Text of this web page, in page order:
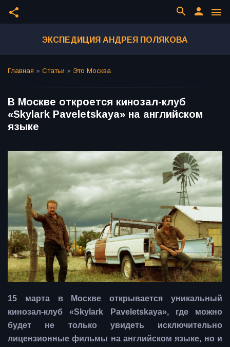
share menu
person
search
ЭКСПЕДИЦИЯ АНДРЕЯ ПОЛЯКОВА
Главная » Статьи » Это Москва
В Москве откроется кинозал-клуб
«Skylark Paveletskaya» на английском
языке
15 марта в Москве открывается уникальный
кинозал-клуб «Skylark Paveletskaya», где можно
будет не только увидеть исключительно
лицензионные фильмы на английском языке, но и